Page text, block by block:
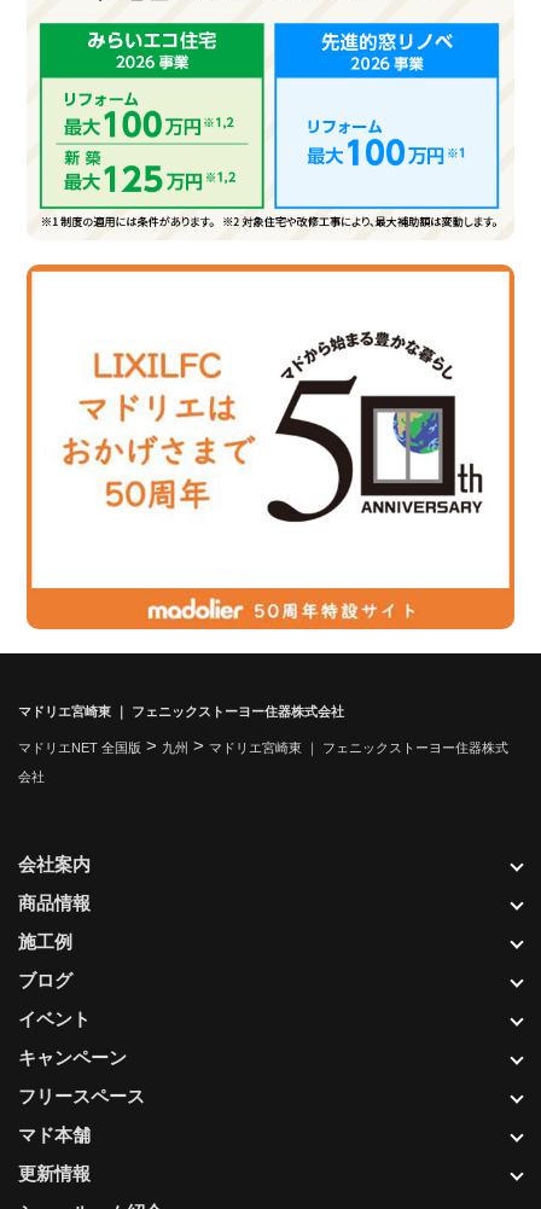
マドリエ宮崎東 ｜ フェニックストーヨー住器株式会社
マドリエNET 全国版 > 九州 > マドリエ宮崎東 ｜ フェニックストーヨー住器株式
会社
更新情報
会社案内
商品情報
施工例
ブログ
イベント
キャンペーン
フリースペース
マド本舗